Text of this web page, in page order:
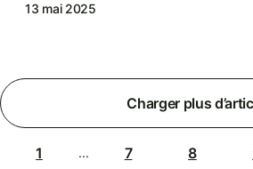
13 mai 2025
Charger plus
1 ... 7 8